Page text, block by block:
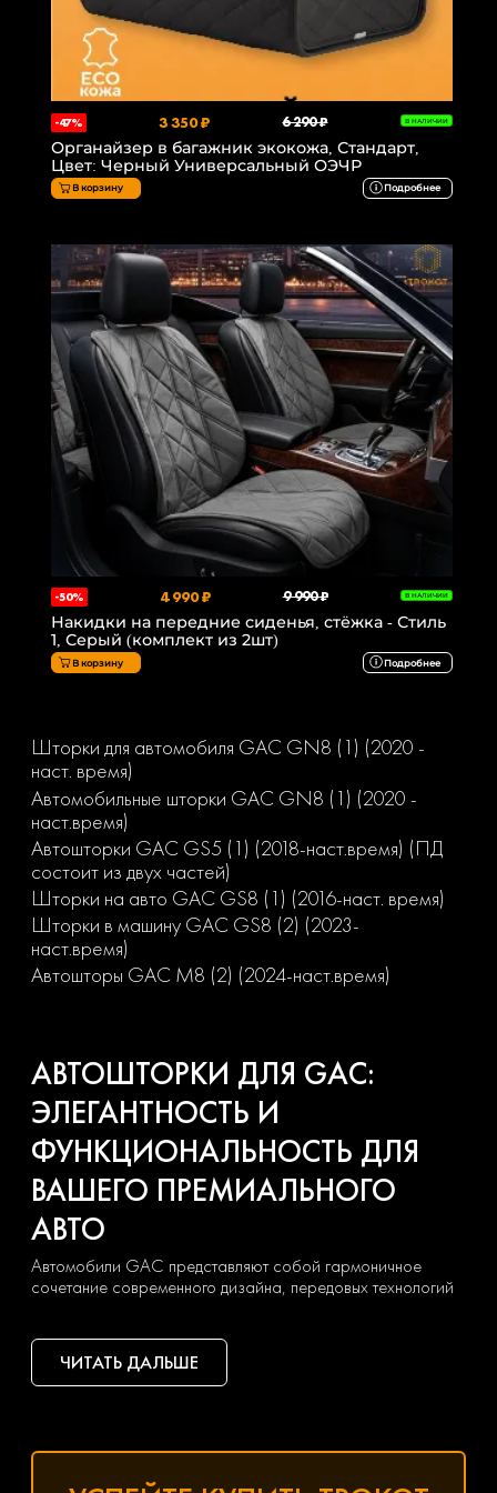
-47% 3 350 ₽ 6 290 ₽ В НАЛИЧИИ
Органайзер в багажник экокожа, Стандарт,
Цвет: Черный Универсальный ОЭЧР
В корзину Подробнее
-50% 4 990 ₽ 9 990 ₽ В НАЛИЧИИ
Накидки на передние сиденья, стёжка - Стиль
1, Серый (комплект из 2шт)
В корзину Подробнее
Шторки для автомобиля GAC GN8 (1) (2020 -
наст. время)
Автомобильные шторки GAC GN8 (1) (2020 -
наст.время)
Автошторки GAC GS5 (1) (2018-наст.время) (ПД
состоит из двух частей)
Шторки на авто GAC GS8 (1) (2016-наст. время)
Шторки в машину GAC GS8 (2) (2023-
наст.время)
Автошторы GAC M8 (2) (2024-наст.время)
АВТОШТОРКИ ДЛЯ GAC:
ЭЛЕГАНТНОСТЬ И
ФУНКЦИОНАЛЬНОСТЬ ДЛЯ
ВАШЕГО ПРЕМИАЛЬНОГО
АВТО
Автомобили GAC представляют собой гармоничное
сочетание современного дизайна, передовых технологий
поездки, профессиональные автошторки станут стильным
и практичным аксессуаром. Разработанные с учетом
точных параметров остекления моделей GAC, они
ПОЧЕМУ АВТОШТОРКИ
ЧИТАТЬ ДАЛЬШЕ